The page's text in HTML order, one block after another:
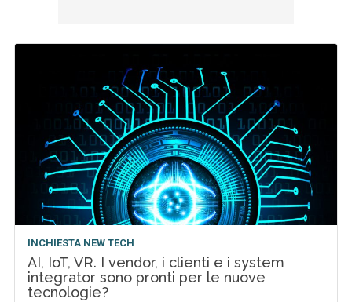
INCHIESTA NEW TECH
AI, IoT, VR. I vendor, i clienti e i system
integrator sono pronti per le nuove
tecnologie?